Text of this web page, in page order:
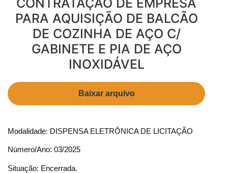
CONTRATAÇÃO DE EMPRESA
PARA AQUISIÇÃO DE BALCÃO
DE COZINHA DE AÇO C/
GABINETE E PIA DE AÇO
INOXIDÁVEL
Baixar arquivo
Modalidade: DISPENSA ELETRÔNICA DE LICITAÇÃO
Número/Ano: 03/2025
Situação: Encerrada.